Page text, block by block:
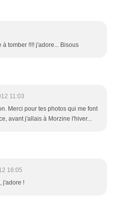
tomber !!!! j'adore... Bisous
11:03
Merci pour tes photos qui me font
avant j'allais à Morzine l'hiver...
16:05
j'adore !